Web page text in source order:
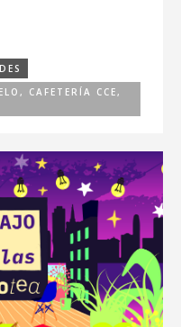
CAFETERÍA CCE,